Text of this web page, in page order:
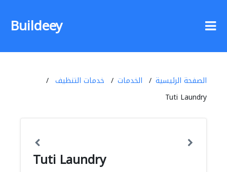
Buildeey
الصفحة الرئيسية الخدمات
خدمات التنظيف
Tuti Laundry
Tuti Laundry